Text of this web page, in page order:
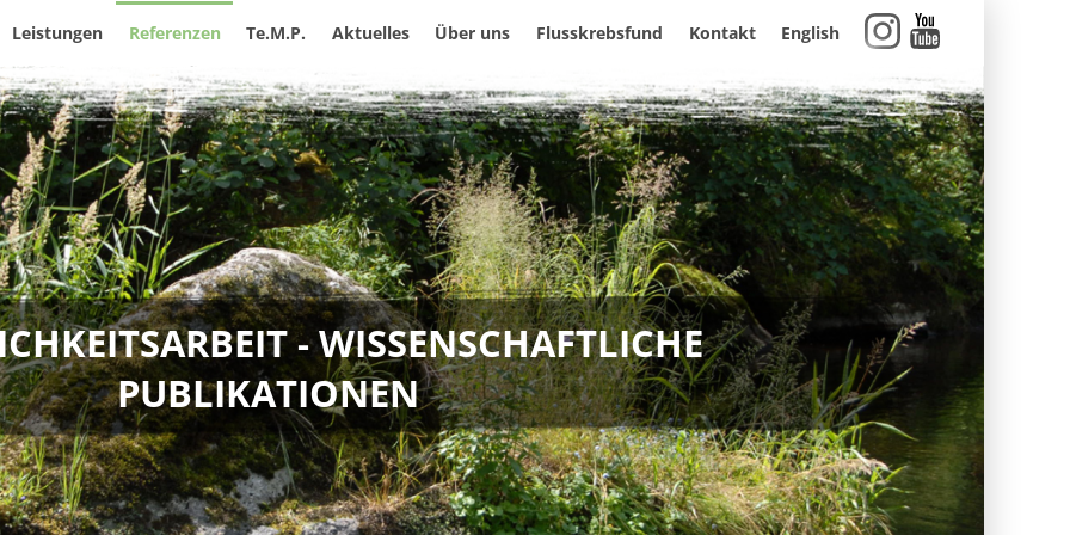
Leistungen Referenzen Te.M.P. Aktuelles Über uns Flusskrebsfund Kontakt English
- WISSENSCHAFTLICHE
PUBLIKATIONEN